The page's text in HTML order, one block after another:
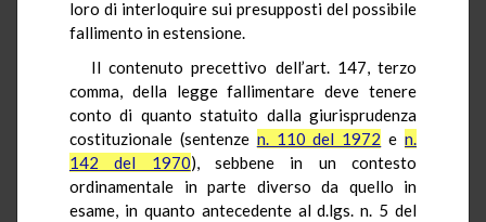
loro di interloquire sui presupposti del possibile
fallimento in estensione.
Il contenuto precettivo dell’art. 147, terzo
comma, della legge fallimentare deve tenere
conto di quanto statuito dalla giurisprudenza
costituzionale (sentenze n. 110 del 1972 en.
142 del 1970), sebbene in un contesto
ordinamentale in parte diverso da quello in
esame, in quanto antecedente al d.lgs. n. 5 del